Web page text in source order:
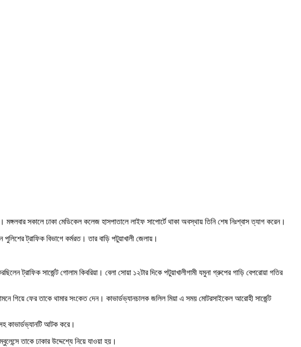
মঙ্গলবার সকালে ঢাকা মেডিকেল কলেজ হাসপাতালে লাইফ সাপোর্টে থাকা অবস্থায় তিনি শেষ নিঃশ্বাস ত্যাগ করেন।
ট্রাফিক বিভাগে কর্মরত। তার বাড়ি পটুয়াখালী জেলায়।
ট্রাফিক সার্জেন্ট গোলাম কিবরিয়া। বেলা সোয়া ১২টার দিকে পটুয়াখালীগামী যমুনা গ্রুপের গাড়ি বেপরোয়া গতির
গিয়ে ফের তাকে থামার সংকেত দেন। কাভার্ডভ্যানচালক জলিল মিয়া এ সময় মোটরসাইকেল আরোহী সার্জেন্ট
কাভার্ডভ্যানটি আটক করে।
তাকে ঢাকার উদ্দেশ্যে নিয়ে যাওয়া হয়।